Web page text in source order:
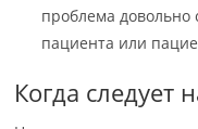
проблема довольно
пациента или
Когда следует